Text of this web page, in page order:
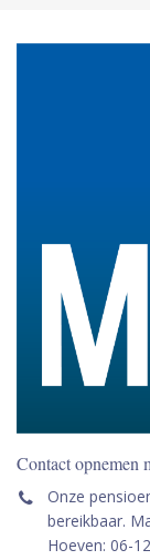
Contact opnemen
Onze
bereikbaar.
Hoeven: 06-